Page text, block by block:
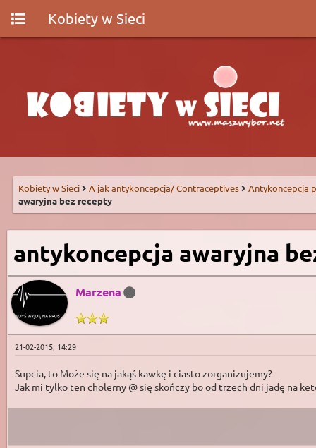
Kobiety w Sieci
Kobiety w Sieci A jak antykoncepcja/ Contraceptives
Antykoncepcja
awaryjna bez recepty
antykoncepcja awaryjna
Marzena
21-02-2015, 14:29
Supcia, to Może się na jakąś kawkę i ciasto zorganizujemy?
Jak mi tylko ten cholerny @ się skończy bo od trzech dni jadę na